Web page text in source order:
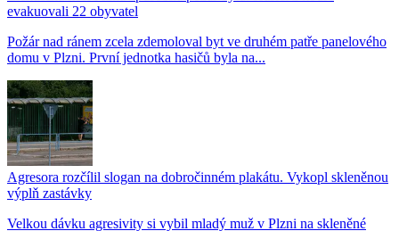
evakuovali 22 obyvatel
Požár nad ránem zcela zdemoloval byt ve druhém patře panelového
domu v Plzni. První jednotka hasičů byla na...
Agresora rozčílil slogan na dobročinném plakátu. Vykopl skleněnou
výplň zastávky
Velkou dávku agresivity si vybil mladý muž v Plzni na skleněné